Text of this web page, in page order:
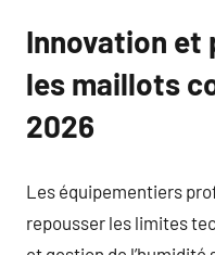
Innovation et
les maillots
2026
Les équipementiers
repousser les limites